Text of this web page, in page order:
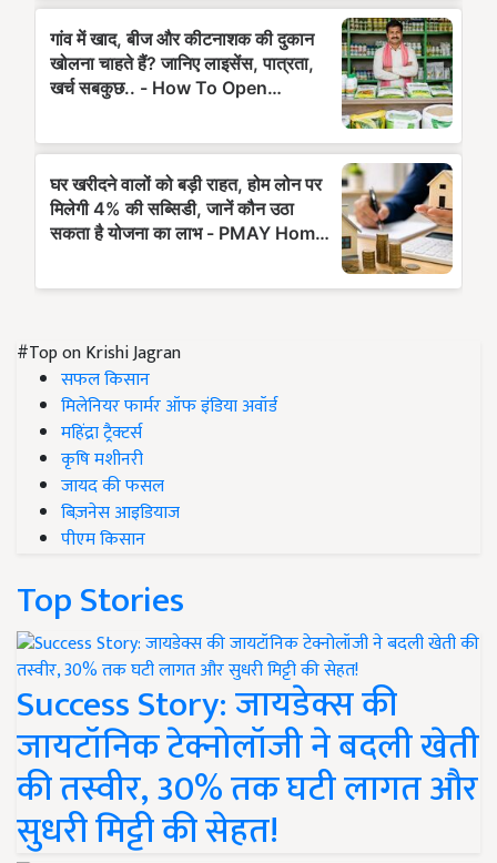
#Top on Krishi Jagran
सफल किसान
मिलेनियर फार्मर ऑफ इंडिया अवॉर्ड
महिंद्रा ट्रैक्टर्स
कृषि मशीनरी
जायद की फसल
बिज़नेस आइडियाज
पीएम किसान
Top Stories
Success Story: जायडेक्स की
जायटॉनिक टेक्नोलॉजी ने बदली खेती
की तस्वीर, 30% तक घटी लागत और
सुधरी मिट्टी की सेहत!